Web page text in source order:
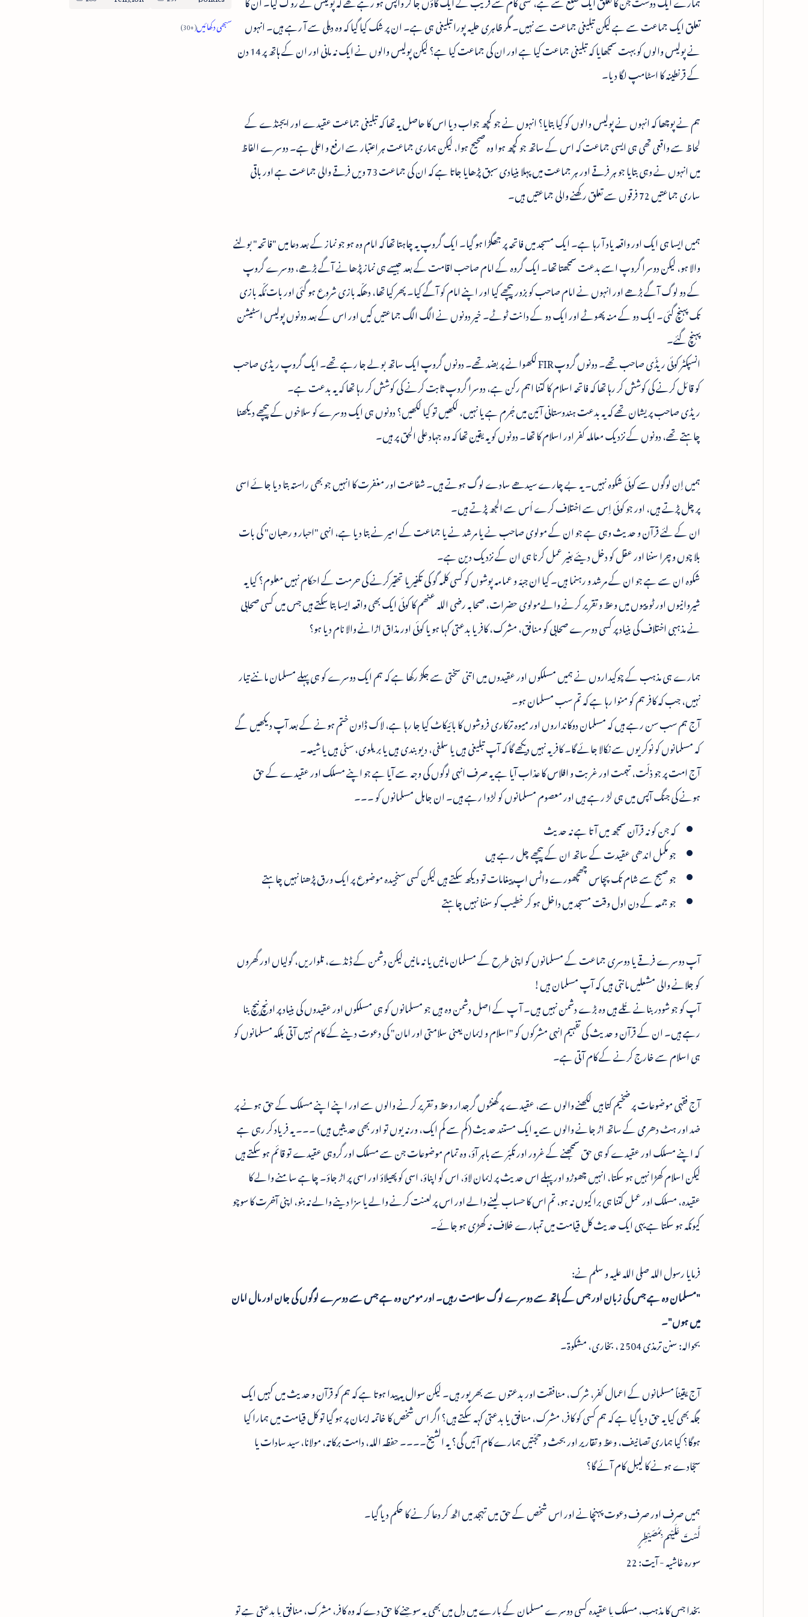
تعلق ایک جماعت سے ہے لیکن تبلیغی جماعت سے نہیں۔ مگر ظاہری حلیہ پورا تبلیغی ہی ہے۔ ان پر شک کیا گیا کہ وہ دہلی سے آ رہے ہیں۔ انہوں
نے پولیس والوں کو بہت سمجھایا کہ تبلیغی جماعت کیا ہے اور ان کی جماعت کیا ہے؟ لیکن پولیس والوں نے ایک نہ مانی اور ان کے ہاتھ پر 14 دن
کے قرنطینہ کا اسٹامپ لگا دیا۔
ہم نے پوچھا کہ انہوں نے پولیس والوں کو کیا بتایا؟ انہوں نے جو کچھ جواب دیا اس کا حاصل یہ تھا کہ تبلیغی جماعت عقیدے اور ایجنڈے کے
لحاظ سے واقعی تھی ہی ایسی جماعت کہ اس کے ساتھ جو کچھ ہوا وہ صحیح ہوا، لیکن ہماری جماعت ہر اعتبار سے ارفع و اعلی ہے۔ دوسرے الفاظ
میں انہوں نے وہی بتایا جو ہر فرقے اور ہر جماعت میں پہلا بنیادی سبق پڑھایا جاتا ہے کہ ان کی جماعت 73 ویں فرقے والی جماعت ہے اور باقی
ساری جماعتیں 72 فرقوں سے تعلق رکھنے والی جماعتیں ہیں۔
ہمیں ایسا ہی ایک اور واقعہ یاد آ رہا ہے۔ ایک مسجد میں فاتحہ پر جھگڑا ہو گیا۔ ایک گروپ یہ چاہتا تھا کہ امام وہ ہو جو نماز کے بعد دعا میں "فاتحہ" بولنے
والا ہو، لیکن دوسرا گروپ اسے بدعت سمجھتا تھا۔ ایک گروہ کے امام صاحب اقامت کے بعد جیسے ہی نماز پڑھانے آگے بڑھے، دوسرے گروپ
کے دو لوگ آگے بڑھے اور انہوں نے امام صاحب کو بزور پیچھے کیا اور اپنے امام کو آگے کیا۔ پھر کیا تھا، دھکّہ بازی شروع ہو گئی اور بات مُکّہ بازی
تک پہنچ گئی۔ ایک دو کے منہ پھوٹے اور ایک دو کے دانت ٹوٹے۔ خیر دونوں نے الگ الگ جماعتیں کیں اور اس کے بعد دونوں پولیس اسٹیشن
پہنچ گئے۔
انسپکٹر کوئی ریڈّی صاحب تھے۔ دونوں گروپ FIR لکھوانے پر بضد تھے۔ دونوں گروپ ایک ساتھ بولے جا رہے تھے۔ ایک گروپ ریڈی صاحب
کو قائل کرنے کی کوشش کر رہا تھا کہ فاتحہ اسلام کا کتنا اہم رکن ہے، دوسرا گروپ ثابت کرنے کی کوشش کر رہا تھا کہ یہ بدعت ہے۔
ریڈی صاحب پریشان تھے کہ یہ بدعت ہندوستانی آئین میں جُرم ہے یا نہیں، لکھیں تو کیا لکھیں؟ دونوں ہی ایک دوسرے کو سلاخوں کے پیچھے دیکھنا
چاہتے تھے، دونوں کے نزدیک معاملہ کفر اور اسلام کا تھا۔ دونوں کو یہ یقین تھا کہ وہ جہاد علی الحق پر ہیں۔
ہمیں اِن لوگوں سے کوئی شکوہ نہیں۔ یہ بے چارے سیدھے سادے لوگ ہوتے ہیں۔ شفاعت اور مغفرت کا انہیں جو بھی راستہ بتا دیا جائے اسی
پر چل پڑتے ہیں، اور جو کوئی اِس سے اختلاف کرے اُس سے الجھ پڑتے ہیں۔
ان کے لئے قرآن و حدیث وہی ہے جو ان کے مولوی صاحب نے یا مرشد نے یا جماعت کے امیر نے بتا دیا ہے، انہی "احبار و رھبان" کی بات
بلا چوں و چرا سننا اور عقل کو دخل دیئے بغیر عمل کرنا ہی ان کے نزدیک دین ہے۔
شکوہ ان سے ہے جو ان کے مرشد و رہنما ہیں۔ کیا ان جبّہ و عمامہ پوشوں کو کسی کلمہ گو کی تکفیر یا تحقیرکرنے کی حرمت کے احکام نہیں معلوم؟ کیا یہ
شیروانیوں اور ٹوپیوں میں وعظ و تقریر کرنے والےمولوی حضرات، صحابہ رضی اللہ عنھم کا کوئی ایک بھی واقعہ ایسا بتا سکتے ہیں جس میں کسی صحابی
نے مذہبی اختلاف کی بنیاد پر کسی دوسرے صحابی کو منافق، مشرک، کافریا بدعتی کہا ہو یا کوئی اور مذاق اڑانے والا نام دیا ہو؟
ہمارے ہی مذہب کے چوکیداروں نے ہمیں مسلکوں اور عقیدوں میں اتنی سختی سے جکڑ رکھا ہے کہ ہم ایک دوسرے کو ہی پہلے مسلمان ماننے تیار
نہیں، جب کہ کافر ہم کو منوا رہا ہے کہ تم سب مسلمان ہو۔
آج ہم سب سن رہے ہیں کہ مسلمان دوکانداروں اور میوہ ترکاری فروشوں کا بائیکاٹ کیا جا رہا ہے، لاک ڈاون ختم ہونے کے بعد آپ دیکھیں گے
کہ مسلمانوں کو نوکریوں سے نکالا جائے گا۔ کافر یہ نہیں دیکھے گا کہ آپ تبلیغی ہیں یا سلفی، دیوبندی ہیں یا بریلوی، سنّی ہیں یا شیعہ۔
آج امت پر جو ذلّت، تہمت اور غربت و افلاس کا عذاب آیا ہے یہ صرف انہی لوگوں کی وجہ سے آیا ہے جو اپنے مسلک اور عقیدے کے حق
ہونے کی جنگ آپس میں ہی لڑ رہے ہیں اور معصوم مسلمانوں کو لڑوا رہے ہیں۔ ان جاہل مسلمانوں کو ۔۔۔
کہ جن کو نہ قرآن سمجھ میں آتا ہے نہ حدیث
جو مکمل اندھی عقیدت کے ساتھ ان کے پیچھے چل رہے ہیں
جو صبح سے شام تک پچاس چھچھورے واٹس اپ پیغامات تو دیکھ سکتے ہیں لیکن کسی سنجیدہ موضوع پر ایک ورق پڑھنا نہیں چاہتے
جو جمعہ کے دن اول وقت مسجد میں داخل ہو کر خطیب کو سننا نہیں چاہتے
آپ دوسرے فرقے یا دوسری جماعت کے مسلمانوں کو اپنی طرح کے مسلمان مانیں یا نہ مانیں لیکن دشمن کے ڈنڈے، تلواریں، گولیاں اور گھروں
کو جلانے والی مشعلیں مانتی ہیں کہ آپ مسلمان ہیں!
آپ کو جو شودر بنانے تُلے ہیں وہ بڑے دشمن نہیں ہیں۔ آ پ کے اصل دشمن وہ ہیں جو مسلمانوں کو ہی مسلکوں اور عقیدوں کی بنیاد پر اونچ نیچ بنا
رہے ہیں۔ ان کے قرآن و حدیث کی تفہیم انہی مشرکوں کو "اسلام و ایمان یعنی سلامتی اور امان" کی دعوت دینے کے کام نہیں آتی بلکہ مسلمانوں کو
ہی اسلام سے خارج کرنے کے کام آتی ہے۔
آج فقہی موضوعات پر ضخیم کتابیں لکھنے والوں سے، عقیدے پر گھنٹوں گرجدار وعظ و تقریر کرنے والوں سے اور اپنے اپنے مسلک کے حق ہونے پر
ضد اور ہٹ دھرمی کے ساتھ اڑ جانے والوں سے یہ ایک مستند حدیث (کم سے کم ایک، ورنہ یوں تو اور بھی حدیثیں ہیں) ۔۔۔ یہ فریاد کر رہی ہے
کہ اپنے مسلک اور عقیدے کو ہی حق سمجھنے کے غرور اور تکبّر سے باہر آؤ، وہ تمام موضوعات جن سے مسلک اور گروہی عقیدے تو قائم ہو سکتے ہیں
لیکن اسلام کھڑا نہیں ہو سکتا، انہیں چھوڑو اور پہلے اس حدیث پر ایمان لاؤ، اس کو اپناؤ، اسی کو پھیلاؤ اور اسی پر اڑ جاؤ۔ چاہے سامنے والے کا
عقیدہ، مسلک اور عمل کتنا ہی برا کیوں نہ ہو، تم اس کا حساب لینے والے اور اس پر لعنت کرنے والے یا سزا دینے والے نہ بنو، اپنی آخرت کا سوچو
کیونکہ ہو سکتا ہے یہی ایک حدیث کل قیامت میں تمہارے خلاف نہ کھڑی ہو جائے۔
فرمایا رسول اللہ صلی اللہ علیہ و سلم نے:
"مسلمان وہ ہے جس کی زبان اور جس کے ہاتھ سے دوسرے لوگ سلامت رہیں۔ اور مومن وہ ہے جس سے دوسرے لوگوں کی جان اور مال امان
میں ہوں"۔
بحوالہ: سنن ترمذی 2504 ، بخاری، مشکوۃ۔
آج یقیناً مسلمانوں کے اعمال کفر، شرک، منافقت اور بدعتوں سے بھرپور ہیں۔ لیکن سوال یہ پیدا ہوتا ہے کہ ہم کو قرآن و حدیث میں کہیں ایک
جگہ بھی کیا یہ حق دیا گیا ہے کہ ہم کسی کو کافر، مشرک، منافق یا بدعتی کہہ سکتے ہیں؟ اگر اس شخص کا خاتمہ ایمان پر ہو گیا تو کل قیامت میں ہمارا کیا
ہوگا؟ کیا ہماری تصانیف، وعظ و تقاریر اور بحث و حجّتیں ہمارے کام آئیں گی؟ یہ الشیخ۔۔۔۔ حفظہ اللہ، دامت برکاتہ، مولانا، سید سادات یا
سجّادے ہونے کا لیبل کام آئے گا؟
ہمیں صرف اور صرف دعوت پہنچانے اور اس شخص کے حق میں تہجد میں اٹھ کر دعا کرنے کا حکم دیا گیا۔
لَّسْتَ عَلَيْهِم بِمُصَيْطِرٍ
سورہ غاشیہ - آیت: 22
بخدا جس کا مذہب، مسلک یا عقیدہ کسی دوسرے مسلمان کے بارے میں دل میں بھی یہ سوچنے کا حق دے کہ وہ کافر، مشرک، منافق یا بدعتی ہے تو